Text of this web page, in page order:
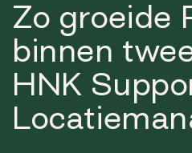
Over
Zo groeide
binnen
HNK